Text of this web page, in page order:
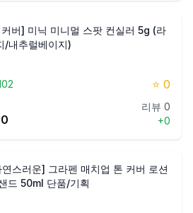
버] 미닉 미니멀 스팟 컨실러 5g (라
/내추럴베이지)
⭐ 0
리뷰 0
+0
스러운] 그라펜 매치업 톤 커버 로션
드 50ml 단품/기획